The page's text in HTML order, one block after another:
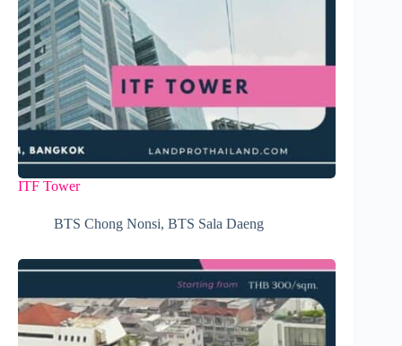
ITF Tower
BTS Chong Nonsi, BTS Sala Daeng